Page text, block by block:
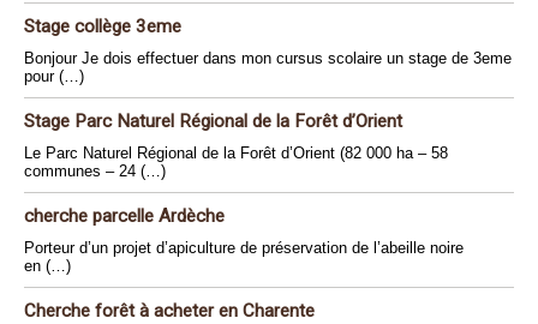
Stage collège 3eme
Bonjour Je dois effectuer dans mon cursus scolaire un stage de 3eme
pour (…)
Stage Parc Naturel Régional de la Forêt d’Orient
Le Parc Naturel Régional de la Forêt d’Orient (82 000 ha – 58
communes – 24 (…)
cherche parcelle Ardèche
Porteur d’un projet d’apiculture de préservation de l’abeille noire
en (…)
Cherche forêt à acheter en Charente